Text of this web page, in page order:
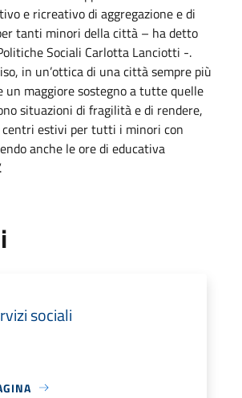
e ricreativo di aggregazione e di
tanti minori della città – ha detto
Sociali Carlotta Lanciotti -.
in un’ottica di una città sempre più
un maggiore sostegno a tutte quelle
situazioni di fragilità e di rendere,
estivi per tutti i minori con
anche le ore di educativa
sociali